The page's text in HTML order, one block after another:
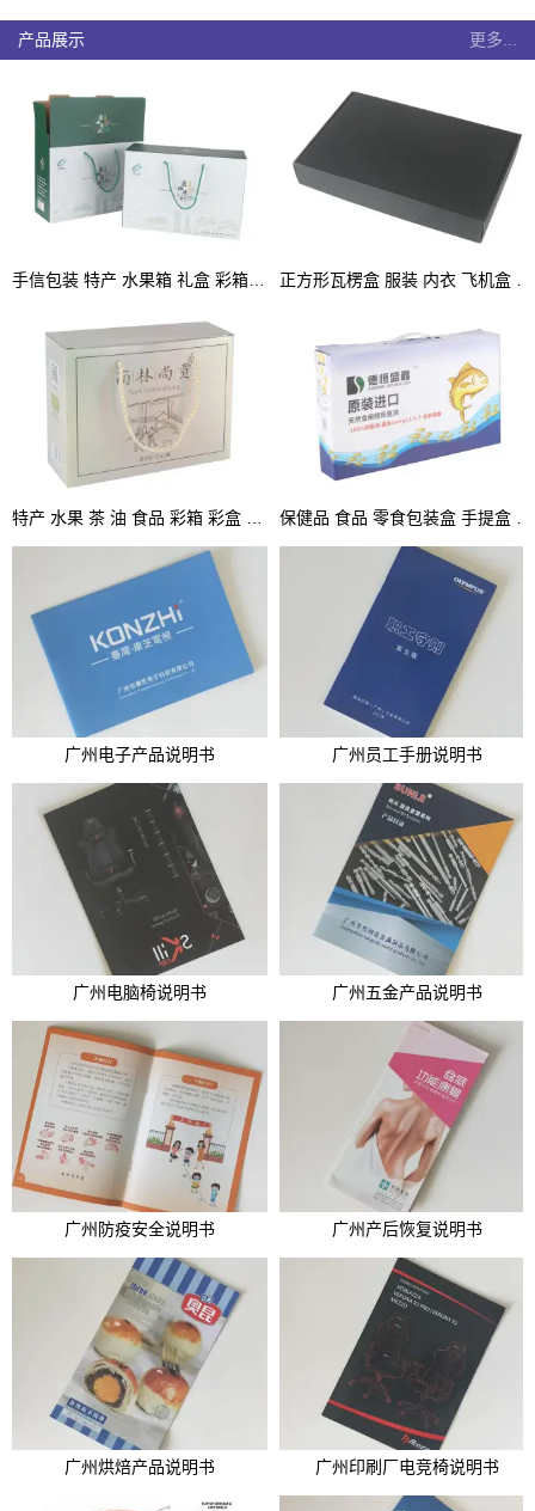
产品展示 更多...
广州电子产品说明书 广州员工手册说明书
广州电脑椅说明书 广州五金产品说明书
广州防疫安全说明书 广州产后恢复说明书
广州烘焙产品说明书 广州印刷厂电竞椅说明书